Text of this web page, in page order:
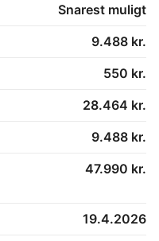
Snarest muligt
9.488 kr.
550 kr.
28.464 kr.
9.488 kr.
47.990 kr.
19.4.2026